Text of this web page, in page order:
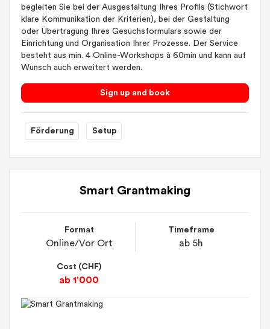
begleiten Sie bei der Ausgestaltung Ihres Profils (Stichwort
klare Kommunikation der Kriterien), bei der Gestaltung
oder Übertragung Ihres Gesuchsformulars sowie der
Einrichtung und Organisation Ihrer Prozesse. Der Service
besteht aus min. 4 Online-Workshops à 60min und kann auf
Wunsch auch erweitert werden.
Sign up and book
Förderung Setup
Smart Grantmaking
Format
Online/Vor Ort
Timeframe
ab 5h
Cost (CHF)
ab 1'000